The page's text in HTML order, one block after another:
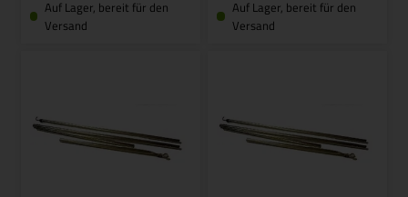
Auf Lager, bereit für den
Versand
Auf Lager, bereit für den
Versand